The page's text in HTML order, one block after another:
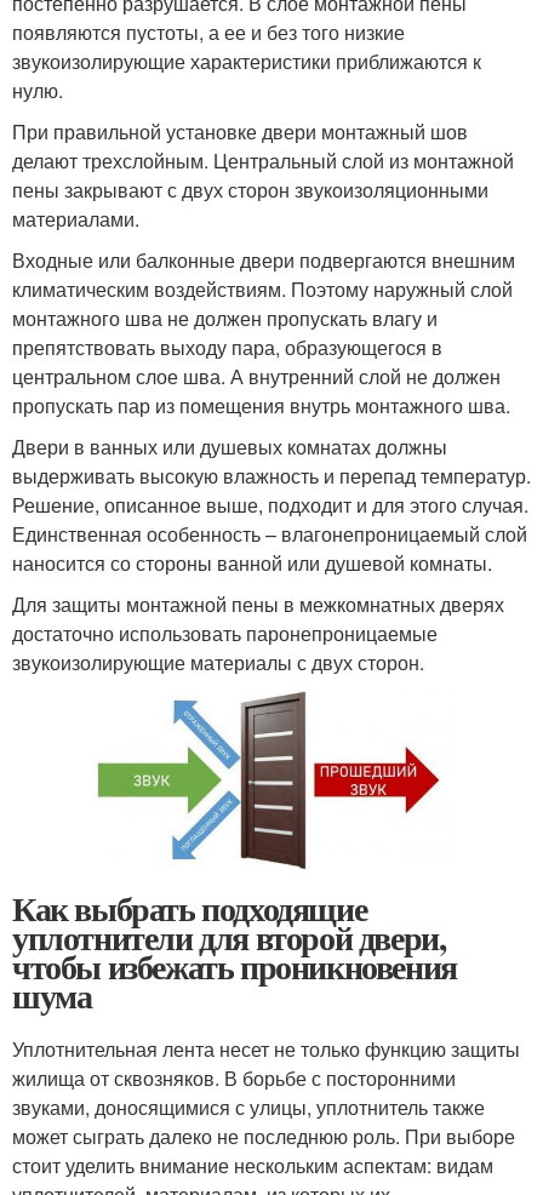
появляются пустоты, а ее и без того низкие
звукоизолирующие характеристики приближаются к
нулю.
При правильной установке двери монтажный шов
делают трехслойным. Центральный слой из монтажной
пены закрывают с двух сторон звукоизоляционными
материалами.
Входные или балконные двери подвергаются внешним
климатическим воздействиям. Поэтому наружный слой
монтажного шва не должен пропускать влагу и
препятствовать выходу пара, образующегося в
центральном слое шва. А внутренний слой не должен
пропускать пар из помещения внутрь монтажного шва.
Двери в ванных или душевых комнатах должны
выдерживать высокую влажность и перепад температур.
Решение, описанное выше, подходит и для этого случая.
Единственная особенность – влагонепроницаемый слой
наносится со стороны ванной или душевой комнаты.
Для защиты монтажной пены в межкомнатных дверях
достаточно использовать паронепроницаемые
звукоизолирующие материалы с двух сторон.
Как выбрать подходящие
уплотнители для второй двери,
чтобы избежать проникновения
шума
Уплотнительная лента несет не только функцию защиты
жилища от сквозняков. В борьбе с посторонними
звуками, доносящимися с улицы, уплотнитель также
может сыграть далеко не последнюю роль. При выборе
стоит уделить внимание нескольким аспектам: видам